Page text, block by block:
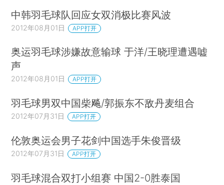
中韩羽毛球队回应女双消极比赛风波
2012年08月01日 APP打开
奥运羽毛球涉嫌故意输球 于洋/王晓理遭遇嘘
声
2012年08月01日 APP打开
羽毛球男双中国柴飚/郭振东不敌丹麦组合
2012年07月31日 APP打开
伦敦奥运会男子花剑中国选手朱俊晋级
2012年07月31日 APP打开
羽毛球混合双打小组赛 中国2-0胜泰国